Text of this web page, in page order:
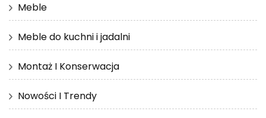
Meble
Meble do kuchni i jadalni
Montaż I Konserwacja
Nowości I Trendy